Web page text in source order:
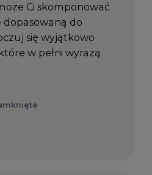
Ci skomponować
dopasowaną do
się wyjątkowo
w pełni wyrażą